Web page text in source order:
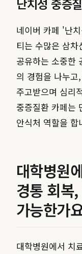
난치성 중증
네이버 카페 '난
티는 수많은 삼
공유하는 소중한
의 경험을 나누
주고받으며 심리
중증질환 카페는
안식처 역할을 합
대학병원
경통 회복
가능한가
대학병원에서 치